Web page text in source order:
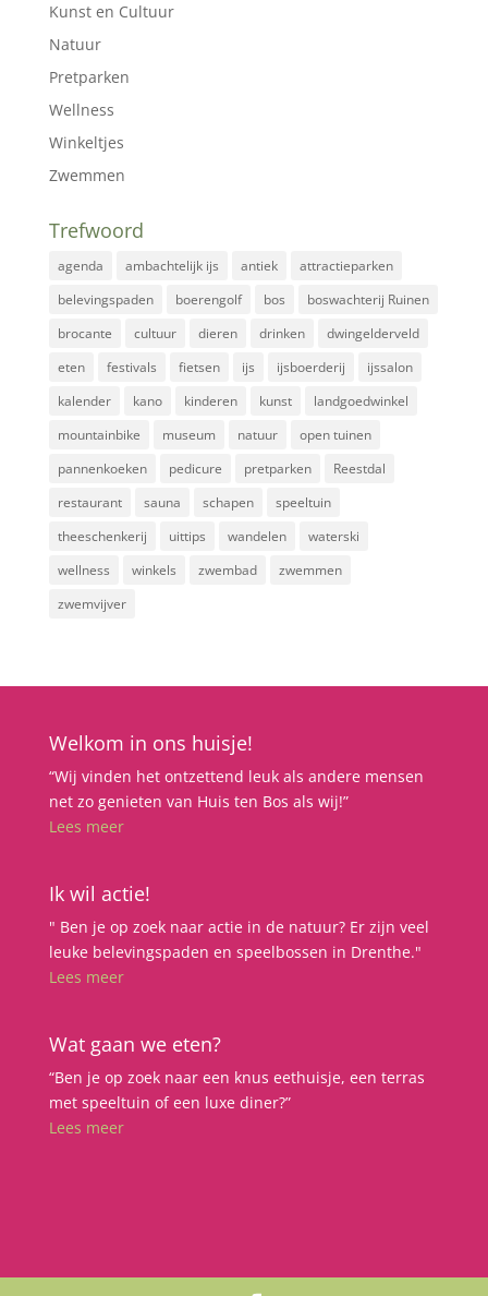
Kunst en Cultuur
Natuur
Pretparken
Wellness
Winkeltjes
Zwemmen
Trefwoord
agenda ambachtelijk ijs antiek
attractieparken
belevingspaden
boerengolf bos
boswachterij Ruinen
brocante
cultuur dieren drinken
dwingelderveld
eten
festivals fietsen ijs ijsboerderij
ijssalon
kalender
kano kinderen kunst
landgoedwinkel
mountainbike
museum natuur
open tuinen
pannenkoeken
pedicure pretparken
Reestdal
restaurant
sauna schapen
speeltuin
theeschenkerij
uittips wandelen
waterski
wellness
winkels zwembad
zwemmen
zwemvijver
Welkom in ons huisje!
“Wij vinden het ontzettend leuk als andere mensen
net zo genieten van Huis ten Bos als wij!”
Lees meer
Ik wil actie!
" Ben je op zoek naar actie in de natuur? Er zijn veel
leuke belevingspaden en speelbossen in Drenthe."
Lees meer
Wat gaan we eten?
“Ben je op zoek naar een knus eethuisje, een terras
met speeltuin of een luxe diner?”
Lees meer